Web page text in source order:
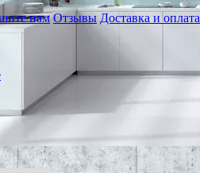
нам Отзывы Доставка и оплата